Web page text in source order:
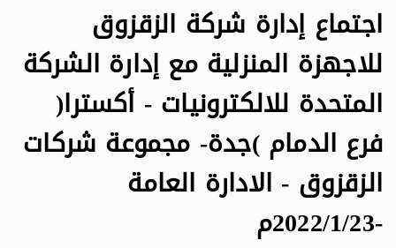
اجتماع إدارة شركة الزقزوق
للاجهزة المنزلية مع إدارة الشركة
المتحدة للالكترونيات - أكسترا(
فرع الدمام )جدة- مجموعة شركات
الزقزوق - الادارة العامة
-2022/1/23م